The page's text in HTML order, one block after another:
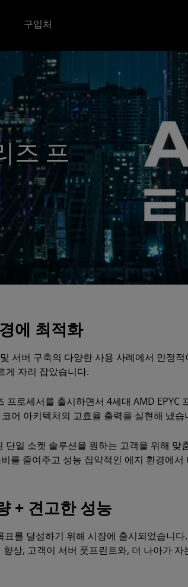
구입처
즈 프
에 최적화
서버 구축의 다양한 사용 사례에서 안정
게 자리 잡았습니다.
프로세서를 출시하면서 4세대 AMD EPYC
어 아키텍처의 고효율 출력을 실현해 냈습
단일 소켓 솔루션을 원하는 고객을 위해 맞
를 줄여주고 성능 집약적인 에지 환경에
+ 견고한 성능
표를 달성하기 위해 시장에 출시되었습니
상, 고객이 서버 풋프린트와, 더 나아가